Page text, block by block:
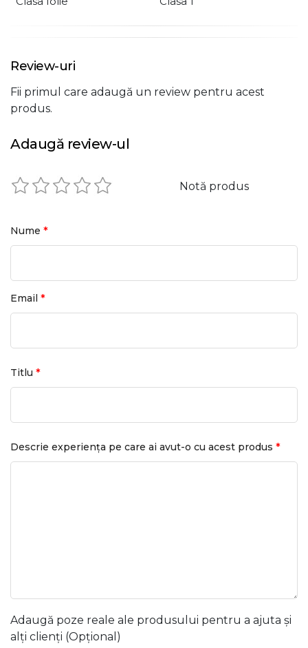
Review-uri
Fii primul care adaugă un review pentru acest
produs.
Adaugă review-ul
Notă produs
Nume *
Email *
Titlu *
Descrie experiența pe care ai avut-o cu acest produs *
Adaugă poze reale ale produsului pentru a ajuta și
alți clienți (Opțional)